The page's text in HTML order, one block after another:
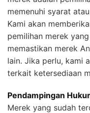
memenuhi syarat
Kami akan
pemilihan merek
memastikan merek
lain. Jika perlu, kami
terkait ketersediaan
Pendampingan
Merek yang sudah